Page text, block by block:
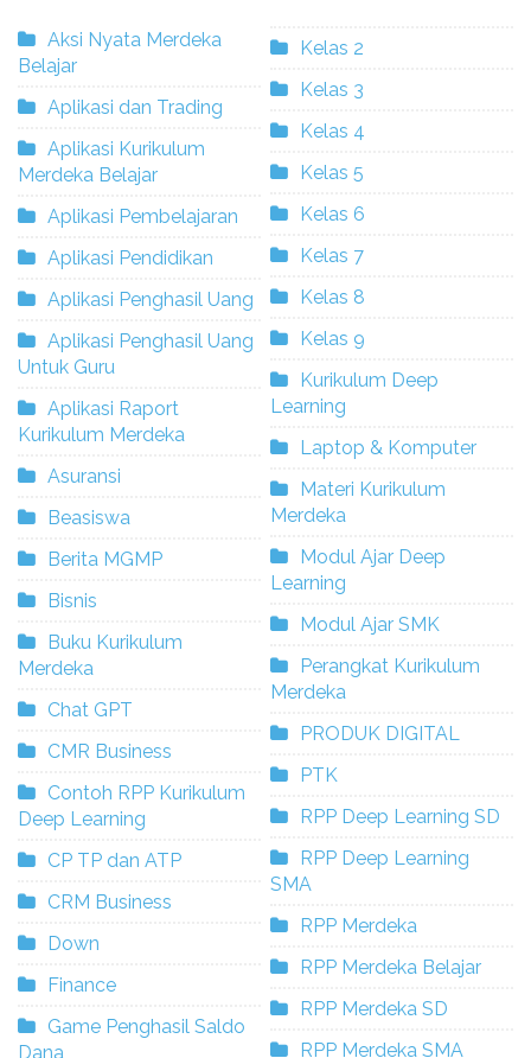
Aksi Nyata Merdeka
Belajar
Aplikasi dan Trading
Aplikasi Kurikulum
Merdeka Belajar
Aplikasi Pembelajaran
Aplikasi Pendidikan
Aplikasi Penghasil Uang
Aplikasi Penghasil Uang
Untuk Guru
Aplikasi Raport
Kurikulum Merdeka
Asuransi
Beasiswa
Berita MGMP
Bisnis
Buku Kurikulum
Merdeka
Chat GPT
CMR Business
Contoh RPP Kurikulum
Deep Learning
CP TP dan ATP
CRM Business
Down
Finance
Game Penghasil Saldo
Dana
Kelas 2
Kelas 3
Kelas 4
Kelas 5
Kelas 6
Kelas 7
Kelas 8
Kelas 9
Kurikulum Deep
Learning
Laptop & Komputer
Materi Kurikulum
Merdeka
Modul Ajar Deep
Learning
Modul Ajar SMK
Perangkat Kurikulum
Merdeka
PRODUK DIGITAL
PTK
RPP Deep Learning SD
RPP Deep Learning
SMA
RPP Merdeka
RPP Merdeka Belajar
RPP Merdeka SD
RPP Merdeka SMA